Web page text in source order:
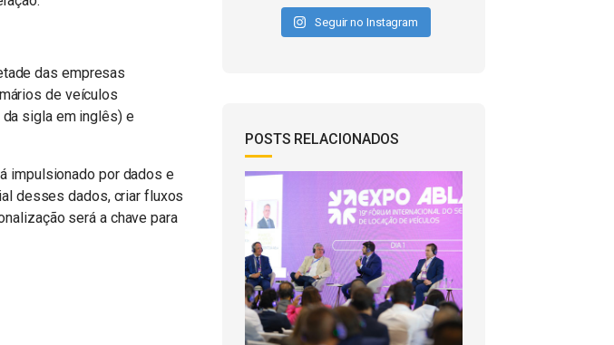
das empresas
de veículos
sigla em inglês) e
impulsionado por dados e
desses dados, criar fluxos
será a chave para
Seguir no Instagram
POSTS RELACIONADOS